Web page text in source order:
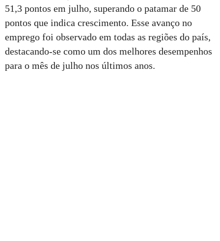
51,3 pontos em julho, superando o patamar de 50
pontos que indica crescimento. Esse avanço no
emprego foi observado em todas as regiões do país,
destacando-se como um dos melhores desempenhos
para o mês de julho nos últimos anos.